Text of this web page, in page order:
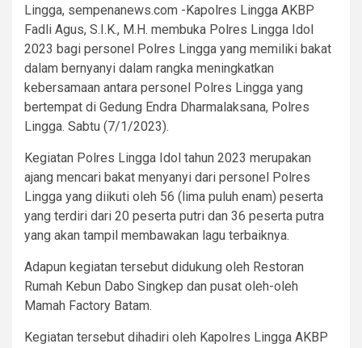
Lingga, sempenanews.com -Kapolres Lingga AKBP
Fadli Agus, S.I.K., M.H. membuka Polres Lingga Idol
2023 bagi personel Polres Lingga yang memiliki bakat
dalam bernyanyi dalam rangka meningkatkan
kebersamaan antara personel Polres Lingga yang
bertempat di Gedung Endra Dharmalaksana, Polres
Lingga. Sabtu (7/1/2023).
Kegiatan Polres Lingga Idol tahun 2023 merupakan
ajang mencari bakat menyanyi dari personel Polres
Lingga yang diikuti oleh 56 (lima puluh enam) peserta
yang terdiri dari 20 peserta putri dan 36 peserta putra
yang akan tampil membawakan lagu terbaiknya.
Adapun kegiatan tersebut didukung oleh Restoran
Rumah Kebun Dabo Singkep dan pusat oleh-oleh
Mamah Factory Batam.
Kegiatan tersebut dihadiri oleh Kapolres Lingga AKBP